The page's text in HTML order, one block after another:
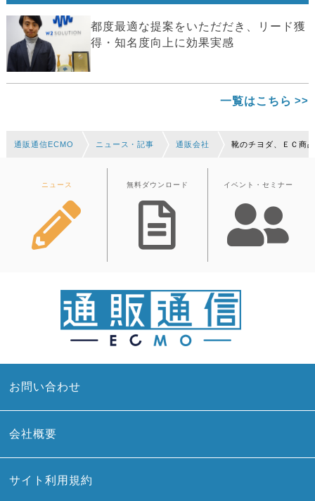
都度最適な提案をいただだき、リード獲
得・知名度向上に効果実感
一覧はこちら
通販通信ECMO ニュース・記事 通販会社 靴のチヨダ、ＥＣ商
ニュース 無料ダウンロード イベント・セミナー
お問い合わせ
会社概要
サイト利用規約